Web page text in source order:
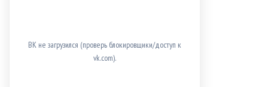
ВК не загрузился (проверь блокировщики/доступ к
vk.com).